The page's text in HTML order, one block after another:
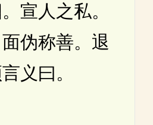
宣人之私。
伪称善。退
义曰。